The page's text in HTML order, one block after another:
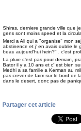
Shiras, derniere grande ville que
gens sont moins speed et la
Merci a Ali qui a "organise" mon
abstinence et j' en avais oublie le
beau aujourd'hui hein?" , c'est
La pluie c'est pas pour demain,
Bator il y a 10 ans et c' est bien
Medhi a sa famille a Kerman au
pas crever de faim sur le bord de
dans le desert, donc pas de
Partager cet article